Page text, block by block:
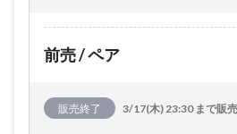
前売 / ペア
販売終了 3/17(木) 23:30 まで販売